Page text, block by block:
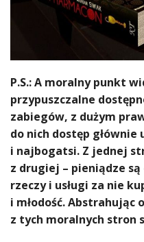
P.S.: A moralny punkt
przypuszczalne
zabiegów, z dużym
do nich dostęp
i najbogatsi. Z jednej
z drugiej – pieniądze
rzeczy i usługi za nie
i młodość.
z tych moralnych stron